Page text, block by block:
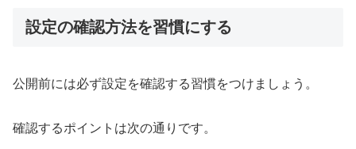
設定の確認方法を習慣にする
公開前には必ず設定を確認する習慣をつけましょう。
確認するポイントは次の通りです。